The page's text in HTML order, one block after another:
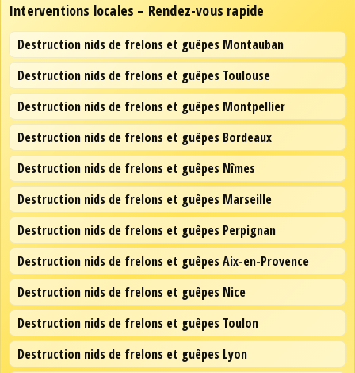
Interventions locales – Rendez-vous rapide
Destruction nids de frelons et guêpes Montauban
Destruction nids de frelons et guêpes Toulouse
Destruction nids de frelons et guêpes Montpellier
Destruction nids de frelons et guêpes Bordeaux
Destruction nids de frelons et guêpes Nîmes
Destruction nids de frelons et guêpes Marseille
Destruction nids de frelons et guêpes Perpignan
Destruction nids de frelons et guêpes Aix-en-Provence
Destruction nids de frelons et guêpes Nice
Destruction nids de frelons et guêpes Toulon
Destruction nids de frelons et guêpes Lyon